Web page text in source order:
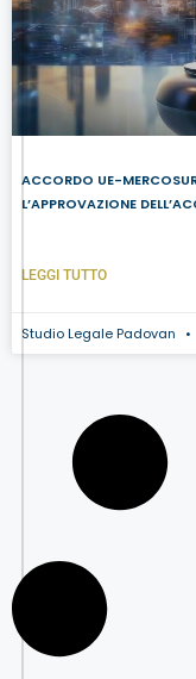
ACCORDO UE-
L’APPROVAZIONE
LEGGI TUTTO
Studio Legale Padovan